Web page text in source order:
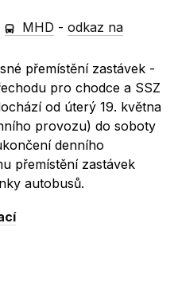
MHD -odkaz na
přemístění zastávek -
pro chodce a SSZ
od úterý 19. května
provozu) do soboty
denního
přemístění zastávek
autobusů.